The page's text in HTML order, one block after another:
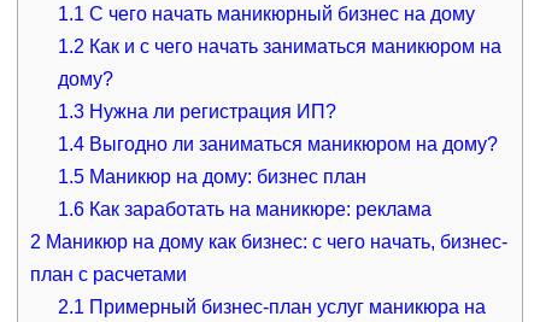
1.1 С чего начать маникюрный бизнес на дому
1.2 Как и с чего начать заниматься маникюром на
дому?
1.3 Нужна ли регистрация ИП?
1.4 Выгодно ли заниматься маникюром на дому?
1.5 Маникюр на дому: бизнес план
1.6 Как заработать на маникюре: реклама
2 Маникюр на дому как бизнес: с чего начать, бизнес-
план с расчетами
2.1 Примерный бизнес-план услуг маникюра на